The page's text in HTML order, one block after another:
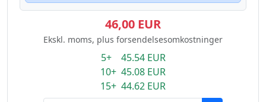
46,00 EUR
Ekskl. moms, plus forsendelsesomkostninger
5+ 45.54 EUR
10+ 45.08 EUR
15+ 44.62 EUR